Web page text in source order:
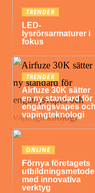
TRENDER
LED-
lysrörsarmaturer i
fokus
TRENDER
Airfuze 30K sätter
en ny standard för
engångsvapes och
vapingteknologi
ONLINE
Förnya företagets
med innovativa
verktyg